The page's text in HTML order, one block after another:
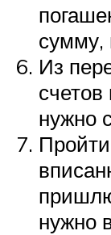
сумму,
Из
счетов
нужно
нужно